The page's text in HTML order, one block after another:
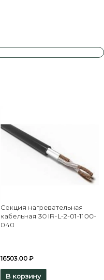
Секция нагревательная
кабельная 30IR-L-2-01-1100-
040
16503.00 ₽
В корзину